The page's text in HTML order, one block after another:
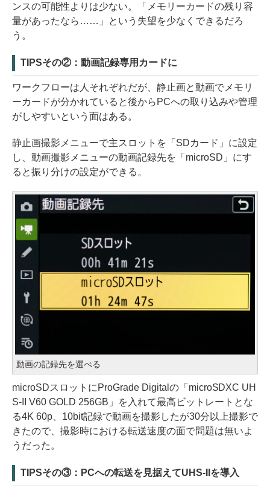
ンスの可能性よりは少ない。「メモリーカードの残り容
量があったなら……」という失望を少なくできるだろ
う。
TIPSその②：動画記録専用カードに
ワークフローは人それぞれだが、静止画と動画でメモリ
ーカードが分かれていると後からPCへの取り込みや管理
がしやすいという面はある。
静止画撮影メニューで主スロットを「SDカード」に設定
し、動画撮影メニューの動画記録先を「microSD」にす
ると振り分けの設定ができる。
動画の記録先を選べる
microSDスロットにProGrade Digitalの「microSDXC UH
S-II V60 GOLD 256GB」を入れて最高ビットレートとな
る4K 60p、10bit記録で動画を撮影したが30分以上撮影で
きたので、撮影時における転送速度の面で問題は無いよ
うだった。
TIPSその③：PCへの転送を見据えてUHS-IIを導入